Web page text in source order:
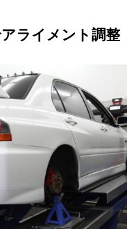
ライメント調整